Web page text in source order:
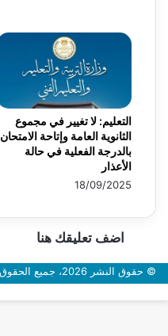
التعليم: لا تغيير في مجموع
الثانوية العامة وإتاحة الامتحان
بالدرجة الفعلية في حالة
الأعذار
18/09/2025
اضف تعليقك هنا
© حقوق النشر 2026، جميع الحقوق محفوظة بوابة سعودي اون